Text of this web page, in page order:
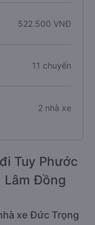
522.500 VNĐ
11 chuyến
2 nhà xe
Tuy Phước
Đồng
xe Đức Trọng